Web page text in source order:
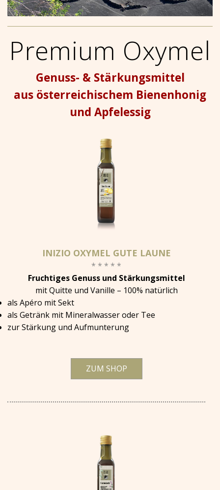
Premium Oxymel
Genuss- & Stärkungsmittel
aus österreichischem Bienenhonig
und Apfelessig
INIZIO OXYMEL GUTE LAUNE
* * * * *
Fruchtiges Genuss und Stärkungsmittel
mit Quitte und Vanille – 100% natürlich
als Apéro mit Sekt
als Getränk mit Mineralwasser oder Tee
zur Stärkung und Aufmunterung
ZUM SHOP